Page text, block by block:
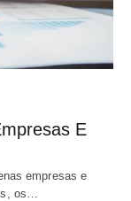
E
empresas e
os…